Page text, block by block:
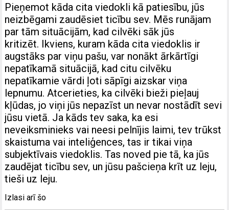
Pieņemot kāda cita viedokli kā patiesību, jūs
neizbēgami zaudēsiet ticību sev. Mēs runājam
par tām situācijām, kad cilvēki sāk jūs
kritizēt. Ikviens, kuram kāda cita viedoklis ir
augstāks par viņu pašu, var nonākt ārkārtīgi
nepatīkamā situācijā, kad citu cilvēku
nepatīkamie vārdi ļoti sāpīgi aizskar viņa
lepnumu. Atcerieties, ka cilvēki bieži pieļauj
kļūdas, jo viņi jūs nepazīst un nevar nostādīt sevi
jūsu vietā. Ja kāds tev saka, ka esi
neveiksminieks vai neesi pelnījis laimi, tev trūkst
skaistuma vai inteliģences, tas ir tikai viņa
subjektīvais viedoklis. Tas noved pie tā, ka jūs
zaudējat ticību sev, un jūsu pašcieņa krīt uz leju,
tieši uz leju.
Izlasi arī šo